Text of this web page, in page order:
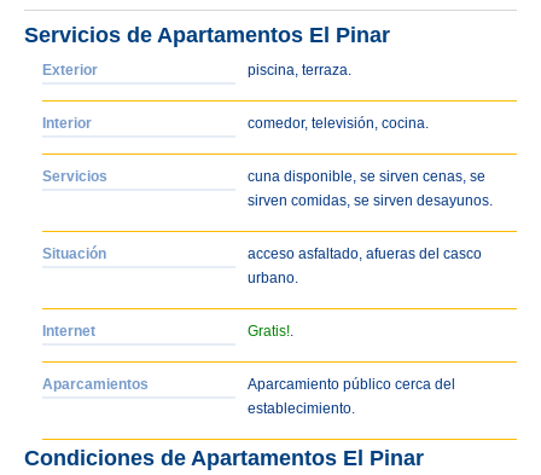
Servicios de Apartamentos El Pinar
Exterior piscina, terraza.
Interior comedor, televisión, cocina.
Servicios
cuna disponible, se sirven cenas, se
sirven comidas, se sirven desayunos.
Situación
acceso asfaltado, afueras del casco
urbano.
Internet Gratis!.
Aparcamientos
Aparcamiento público cerca del
establecimiento.
Condiciones de Apartamentos El Pinar